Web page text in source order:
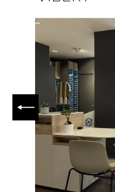
PRÉCÉDENT